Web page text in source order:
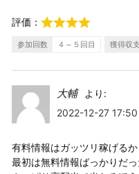
評価：
参加回数 ４～５回目 獲得収支
大輔
より:
2022-12-27 17:50
有料情報はガッツリ稼げる
最初は無料情報ばっかりだ